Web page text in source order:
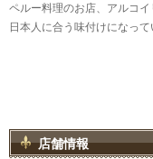
ペルー料理のお店、アルコイ
日本人に合う味付けになっ
店舗情報